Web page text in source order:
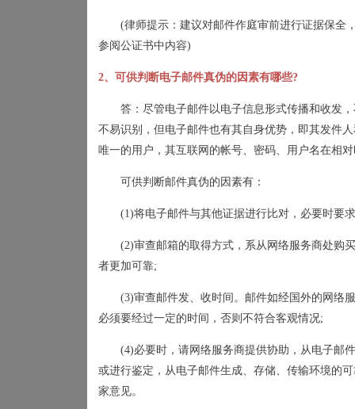
(律师提示：建议对邮件作庭审前进行证据保全
参阅公证书中内容)
2、可供判断电子邮件真伪的因素有哪些?
答：尽管电子邮件以电子信息形式传播和收发，
不易识别，但电子邮件也有其自身优势，即其发件
唯一的用户，其互联网的帐号、密码、用户名在相
可供判断邮件真伪的因素有：
(1)将电子邮件与其他证据进行比对，必要时要
(2)审查邮箱的取得方式，系从网络服务商处购
者更加可靠;
(3)审查邮件发、收时间。邮件如经国外的网络
必须要经过一定的时间，否则不符合客观情况;
(4)必要时，请网络服务商提供协助，从电子邮
或进行鉴定，从电子邮件生成、存储、传输环境的
家意见。